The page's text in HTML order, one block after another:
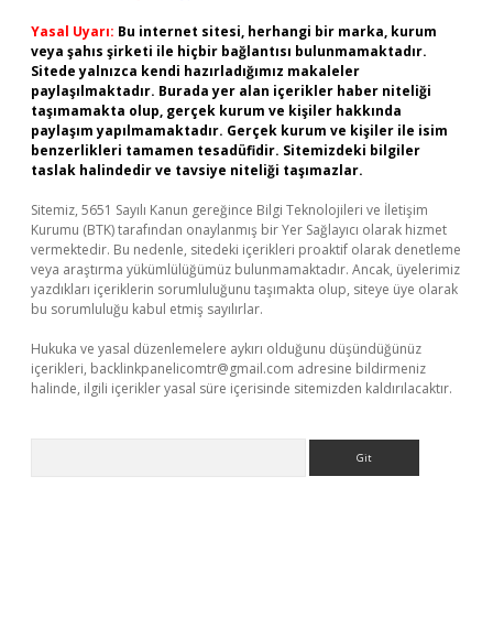
Yasal Uyarı: Bu internet sitesi, herhangi bir marka, kurum
veya şahıs şirketi ile hiçbir bağlantısı bulunmamaktadır.
Sitede yalnızca kendi hazırladığımız makaleler
paylaşılmaktadır. Burada yer alan içerikler haber niteliği
taşımamakta olup, gerçek kurum ve kişiler hakkında
paylaşım yapılmamaktadır. Gerçek kurum ve kişiler ile isim
benzerlikleri tamamen tesadüfidir. Sitemizdeki bilgiler
taslak halindedir ve tavsiye niteliği taşımazlar.
Sitemiz, 5651 Sayılı Kanun gereğince Bilgi Teknolojileri ve İletişim
Kurumu (BTK) tarafından onaylanmış bir Yer Sağlayıcı olarak hizmet
vermektedir. Bu nedenle, sitedeki içerikleri proaktif olarak denetleme
veya araştırma yükümlülüğümüz bulunmamaktadır. Ancak, üyelerimiz
yazdıkları içeriklerin sorumluluğunu taşımakta olup, siteye üye olarak
bu sorumluluğu kabul etmiş sayılırlar.
Hukuka ve yasal düzenlemelere aykırı olduğunu düşündüğünüz
içerikleri, backlinkpanelicomtr@gmail.com adresine bildirmeniz
halinde, ilgili içerikler yasal süre içerisinde sitemizden kaldırılacaktır.